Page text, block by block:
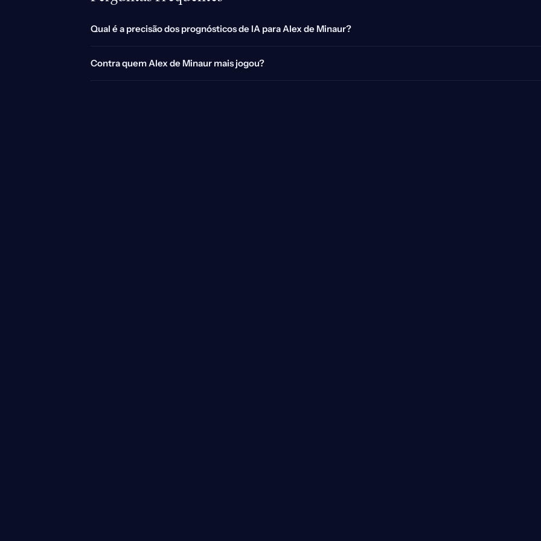
Qual é a precisão dos prognósticos de IA para Alex de Minaur?
Contra quem Alex de Minaur mais jogou?